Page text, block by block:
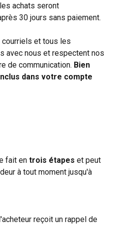
achats seront
30 jours sans paiement.
et tous les
avec nous et respectent nos
de communication. Bien
dans votre compte
fait en trois étapes et peut
à tout moment jusqu'à
reçoit un rappel de